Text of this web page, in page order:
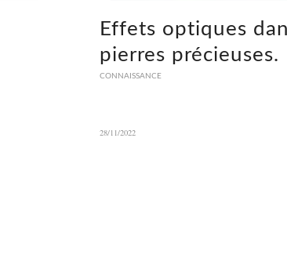
Effets optiques
pierres précieuses.
CONNAISSANCE
28/11/2022